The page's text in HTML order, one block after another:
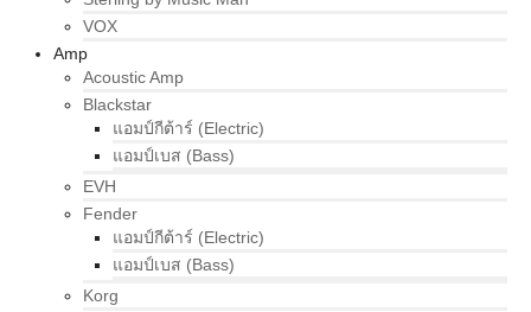
VOX
Amp
Acoustic Amp
Blackstar
แอมป์กีต้าร์ (Electric)
แอมป์เบส (Bass)
EVH
Fender
แอมป์กีต้าร์ (Electric)
แอมป์เบส (Bass)
Korg